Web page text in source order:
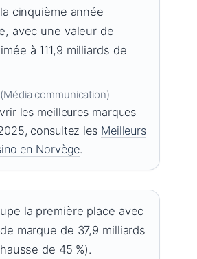
cinquième année
avec une valeur de
à 111,9 milliards de
communication)
les meilleures marques
consultez les Meilleurs
en Norvège.
la première place avec
marque de 37,9 milliards
de 45 %).